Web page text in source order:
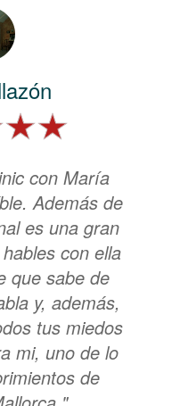
con María
Además de
es una gran
con ella
que sabe de
y, además,
tus miedos
mi, uno de lo
de